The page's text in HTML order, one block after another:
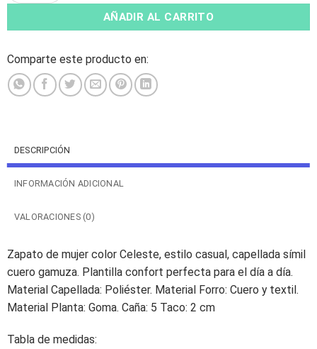
AÑADIR AL CARRITO
Comparte este producto en:
DESCRIPCIÓN
INFORMACIÓN ADICIONAL
VALORACIONES (0)
Zapato de mujer color Celeste, estilo casual, capellada símil
cuero gamuza. Plantilla confort perfecta para el día a día.
Material Capellada: Poliéster. Material Forro: Cuero y textil.
Material Planta: Goma. Caña: 5 Taco: 2 cm
Tabla de medidas: